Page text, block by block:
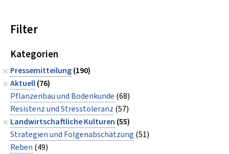
Filter
Kategorien
Pressemitteilung(190)
Aktuell(76)
Pflanzenbau und Bodenkunde (68)
Resistenz und Stresstoleranz (57)
Landwirtschaftliche Kulturen (55)
Strategien und Folgenabschätzung (51)
Reben (49)